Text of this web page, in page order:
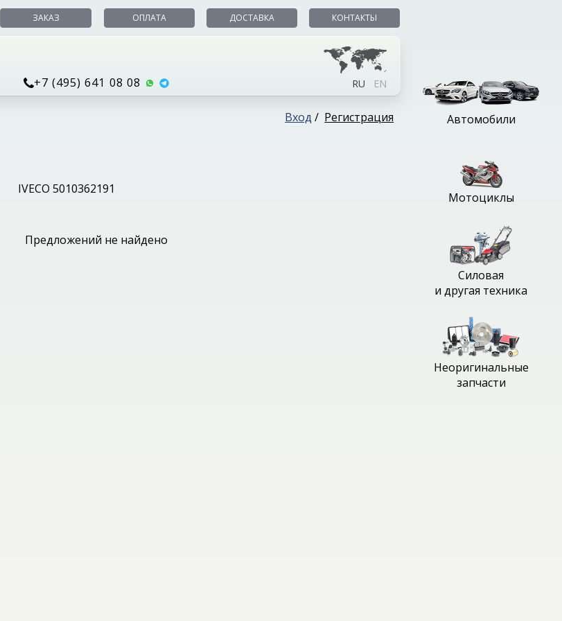
ЗАКАЗ ОПЛАТА ДОСТАВКА КОНТАКТЫ
+7 (495) 641 08 08 RU EN
Вход / Регистрация
IVECO 5010362191
Предложений не найдено
Автомобили
Мотоциклы
Силовая
и другая техника
Неоригинальные
запчасти